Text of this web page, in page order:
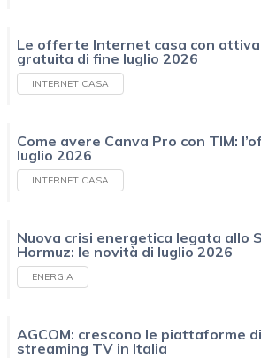
Le offerte Internet casa con
gratuita di fine luglio 2026
INTERNET CASA
Come avere Canva Pro con TIM:
luglio 2026
INTERNET CASA
Nuova crisi energetica legata allo
Hormuz: le novità di luglio 2026
ENERGIA
AGCOM: crescono le piattaforme di
streaming TV in Italia